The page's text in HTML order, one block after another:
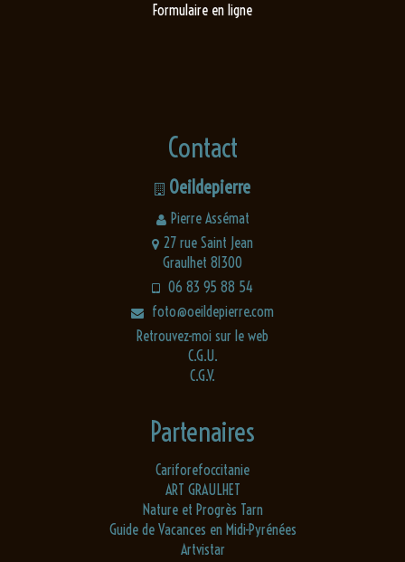
Formulaire en ligne
Contact
Oeildepierre
Pierre Assémat
27 rue Saint Jean
Graulhet 81300
06 83 95 88 54
foto@oeildepierre.com
Retrouvez-moi sur le web
C.G.U.
C.G.V.
Partenaires
Cariforefoccitanie
ART GRAULHET
Nature et Progrès Tarn
Guide de Vacances en Midi-Pyrénées
Artvistar